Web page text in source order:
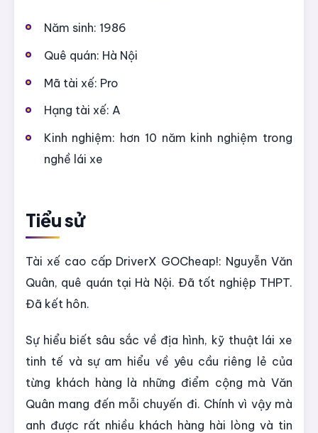
Năm sinh: 1986
Quê quán: Hà Nội
Mã tài xế: Pro
Hạng tài xế: A
Kinh nghiệm: hơn 10 năm kinh nghiệm trong
nghề lái xe
Tiểu sử
Tài xế cao cấp DriverX GOCheap!: Nguyễn Văn
Quân, quê quán tại Hà Nội. Đã tốt nghiệp THPT.
Đã kết hôn.
Sự hiểu biết sâu sắc về địa hình, kỹ thuật lái xe
tinh tế và sự am hiểu về yêu cầu riêng lẻ của
từng khách hàng là những điểm cộng mà Văn
Quân mang đến mỗi chuyến đi. Chính vì vậy mà
anh được rất nhiều khách hàng hài lòng và tin